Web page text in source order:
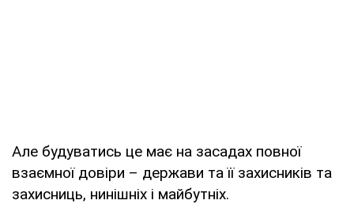
Але будуватись це має на засадах повної
взаємної довіри – держави та її захисників та
захисниць, нинішніх і майбутніх.